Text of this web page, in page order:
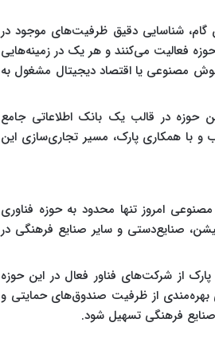
گام، شناسایی دقیق ظرفیت‌های موجود در
فعالیت می‌کنند و هر یک در زمینه‌هایی
مصنوعی یا اقتصاد دیجیتال مشغول به
حوزه در قالب یک بانک اطلاعاتی جامع
و با همکاری پارک، مسیر تجاری‌سازی این
امروز تنها محدود به حوزه فناوری
صنایع‌دستی و سایر صنایع فرهنگی در
از شرکت‌های فناور فعال در این حوزه
از ظرفیت صندوق‌های حمایتی و
فرهنگی تسهیل شود.